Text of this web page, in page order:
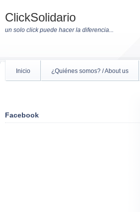
ClickSolidario
un solo click puede hacer la diferencia...
Inicio ¿Quiénes somos? / About us
Facebook